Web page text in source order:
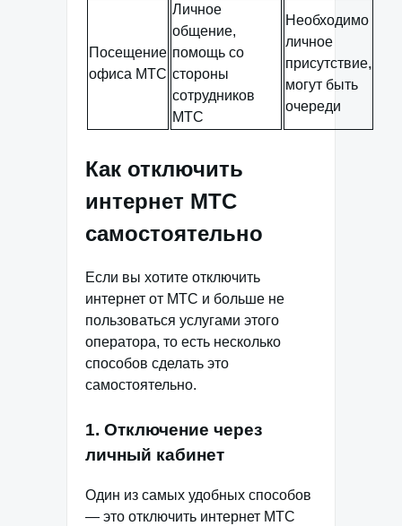
Посещение
офиса МТС
Личное
общение,
помощь со
стороны
сотрудников
МТС
Необходимо
личное
присутствие,
могут быть
очереди
Как отключить
интернет МТС
самостоятельно
Если вы хотите отключить
интернет от МТС и больше не
пользоваться услугами этого
оператора, то есть несколько
способов сделать это
самостоятельно.
1. Отключение через
личный кабинет
Один из самых удобных способов
— это отключить интернет МТС